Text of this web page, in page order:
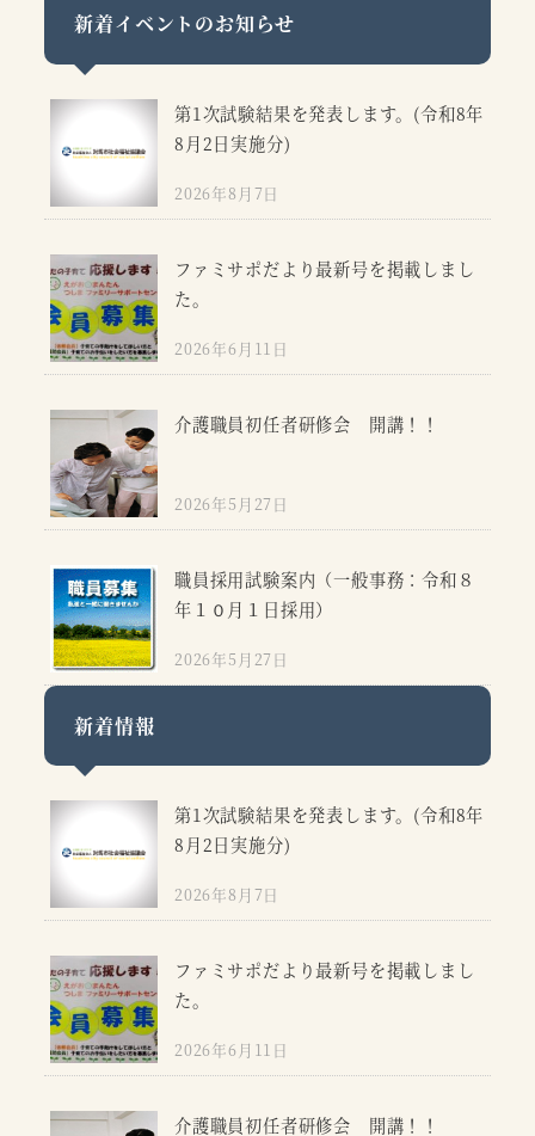
新着イベントのお知らせ
第1次試験結果を発表します。(令和8年
8月2日実施分)
2026年8月7日
ファミサポだより最新号を掲載しまし
た。
2026年6月11日
介護職員初任者研修会 開講！！
2026年5月27日
職員採用試験案内（一般事務：令和８
年１０月１日採用）
2026年5月27日
新着情報
第1次試験結果を発表します。(令和8年
8月2日実施分)
2026年8月7日
ファミサポだより最新号を掲載しまし
た。
2026年6月11日
介護職員初任者研修会 開講！！